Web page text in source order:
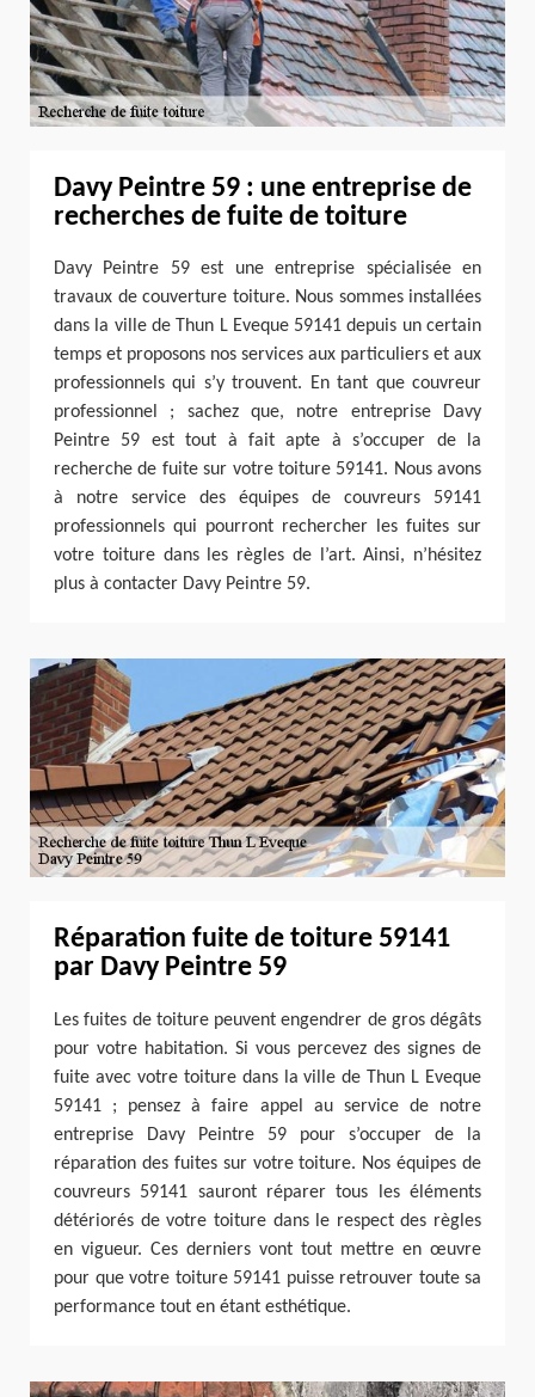
Davy Peintre 59 : une entreprise de
recherches de fuite de toiture
Davy Peintre 59 est une entreprise spécialisée en
travaux de couverture toiture. Nous sommes installées
dans la ville de Thun L Eveque 59141 depuis un certain
temps et proposons nos services aux particuliers et aux
professionnels qui s’y trouvent. En tant que couvreur
professionnel ; sachez que, notre entreprise Davy
Peintre 59 est tout à fait apte à s’occuper de la
recherche de fuite sur votre toiture 59141. Nous avons
à notre service des équipes de couvreurs 59141
professionnels qui pourront rechercher les fuites sur
votre toiture dans les règles de l’art. Ainsi, n’hésitez
plus à contacter Davy Peintre 59.
Réparation fuite de toiture 59141
par Davy Peintre 59
Les fuites de toiture peuvent engendrer de gros dégâts
pour votre habitation. Si vous percevez des signes de
fuite avec votre toiture dans la ville de Thun L Eveque
59141 ; pensez à faire appel au service de notre
entreprise Davy Peintre 59 pour s’occuper de la
réparation des fuites sur votre toiture. Nos équipes de
couvreurs 59141 sauront réparer tous les éléments
détériorés de votre toiture dans le respect des règles
en vigueur. Ces derniers vont tout mettre en œuvre
pour que votre toiture 59141 puisse retrouver toute sa
performance tout en étant esthétique.